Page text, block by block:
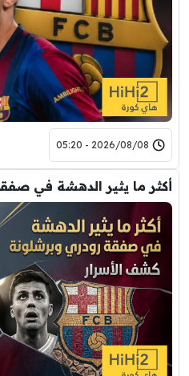
2026/08/08 - 05:20
أكثر ما يثير الدهشة في